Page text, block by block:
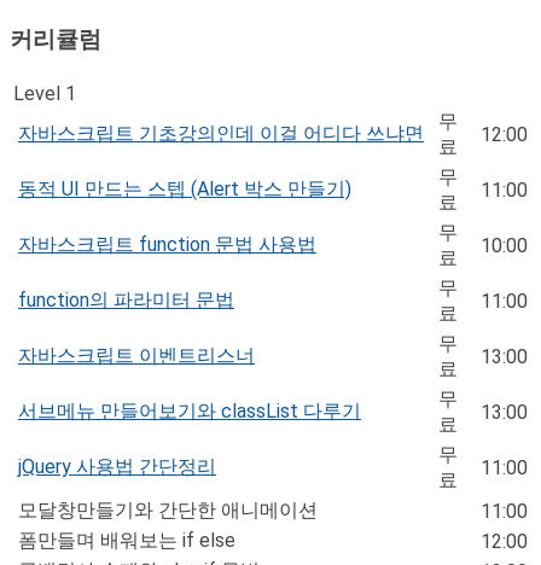
커리큘럼
Level 1
자바스크립트 기초강의인데 이걸 어디다 쓰냐면
무
료
12:00
동적 UI 만드는 스텝 (Alert 박스 만들기)
무
료
11:00
자바스크립트 function 문법 사용법
무
료
10:00
function의 파라미터 문법
무
료
11:00
자바스크립트 이벤트리스너
무
료
13:00
서브메뉴 만들어보기와 classList 다루기
무
료
13:00
jQuery 사용법 간단정리
무
료
11:00
모달창만들기와 간단한 애니메이션
11:00
폼만들며 배워보는 if else
12:00